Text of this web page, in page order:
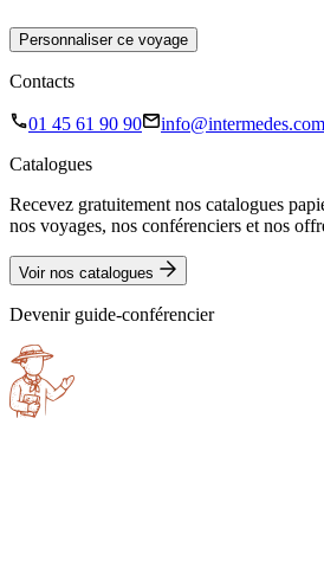
Personnaliser ce voyage
Contacts
01 45 61 90 90 info@intermedes.com
Catalogues
Recevez gratuitement nos catalogues
nos voyages, nos conférenciers et nos
Voir nos catalogues
Devenir guide-conférencier